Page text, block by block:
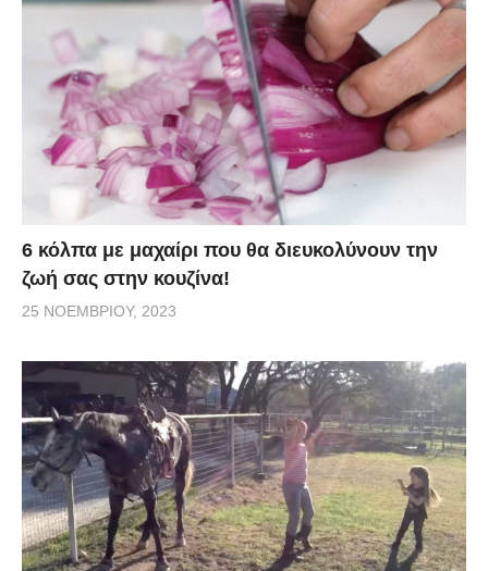
6 κόλπα με μαχαίρι που θα διευκολύνουν την
ζωή σας στην κουζίνα!
25 ΝΟΕΜΒΡΊΟΥ, 2023